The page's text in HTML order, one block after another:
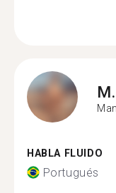
M.
HABLA FLUIDO
Portugués